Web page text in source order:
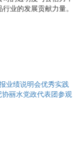
业的发展贡献力量。
业绩说明会优秀实践
丽水党政代表团参观